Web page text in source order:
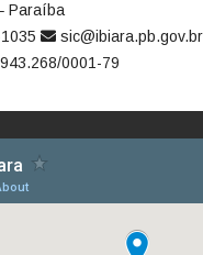
Paraíba
sic@ibiara.pb.gov.br
0001-79